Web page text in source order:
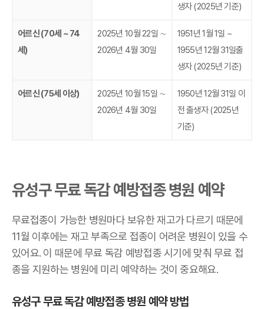
생자 (2025년 기준)
어르신 (70세 ~ 74
세)
2025년 10월 22일 ∼
2026년 4월 30일
1951년 1월 1일 ~
1955년 12월 31일출
생자 (2025년 기준)
어르신 (75세 이상)
2025년 10월 15일 ∼
2026년 4월 30일
1950년 12월 31일 이
전 출생자 (2025년
기준)
유성구 무료 독감 예방접종 병원 예약
무료접종이 가능한 병원마다 보유한 재고가 다르기 때문에
11월 이후에는 재고 부족으로 접종이 어려운 병원이 있을 수
있어요. 이 때문에 무료 독감 예방접종 시기에 맞춰 무료 접
종을 지원하는 병원에 미리 예약하는 것이 중요해요.
유성구 무료 독감 예방접종 병원 예약 방법